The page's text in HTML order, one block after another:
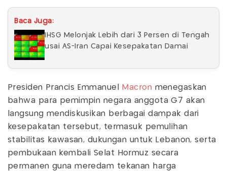
Baca Juga:
IHSG Melonjak Lebih dari 3 Persen di Tengah
usai AS-Iran Capai Kesepakatan Damai
Presiden Prancis Emmanuel Macron menegaskan
bahwa para pemimpin negara anggota G7 akan
langsung mendiskusikan berbagai dampak dari
kesepakatan tersebut, termasuk pemulihan
stabilitas kawasan, dukungan untuk Lebanon, serta
pembukaan kembali Selat Hormuz secara
permanen guna meredam tekanan harga